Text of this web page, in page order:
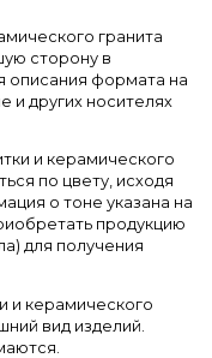
гранита
сторону в
описания формата на
и других носителях
и керамического
по цвету, исходя
о тоне указана на
продукцию
для получения
и керамического
вид изделий.